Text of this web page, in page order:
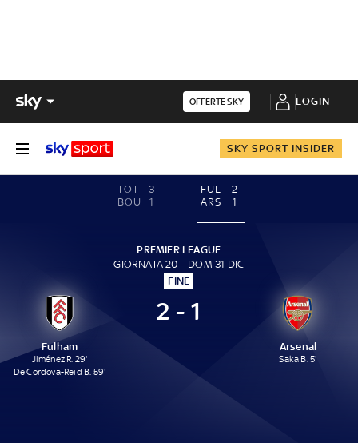
OFFERTE SKY LOGIN
SKY SPORT INSIDER
TOT
3
BOU
1
FUL
2
ARS
1
PREMIER LEAGUE
GIORNATA 20 - DOM 31 DIC
FINE
Fulham
Jiménez R. 29'
De Cordova-Reid B. 59'
2 - 1
Arsenal
Saka B. 5'